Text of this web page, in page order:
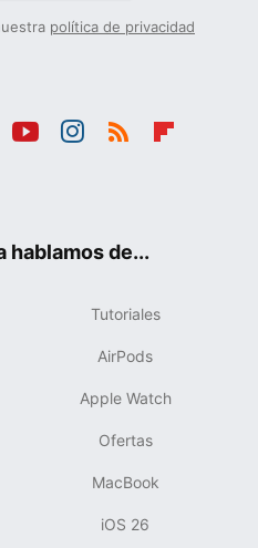
política de privacidad
hablamos de...
Tutoriales
AirPods
Apple Watch
Ofertas
MacBook
iOS 26